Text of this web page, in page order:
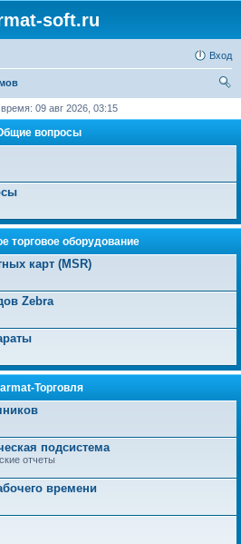
soft.ru
Вход
09 авг 2026, 03:15
вопросы
торговое оборудование
карт (MSR)
Zebra
Торговля
подсистема
отчеты
времени